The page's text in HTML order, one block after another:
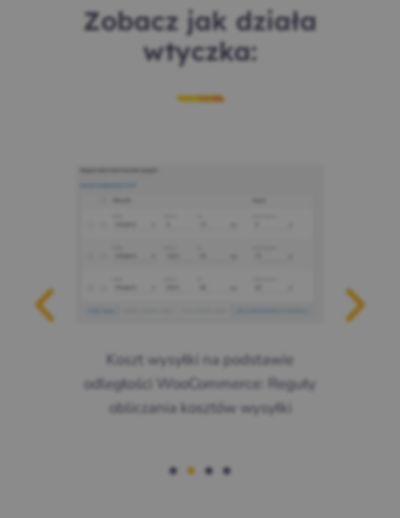
Zobacz jak działa
wtyczka:
Koszt wysyłki na podstawie
odległości WooCommerce: Reguły
obliczania kosztów wysyłki